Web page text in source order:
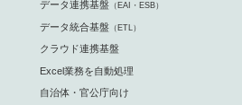
データ連携基盤 （EAI・ESB）
データ統合基盤 （ETL）
クラウド連携基盤
Excel業務を自動処理
自治体・官公庁向け